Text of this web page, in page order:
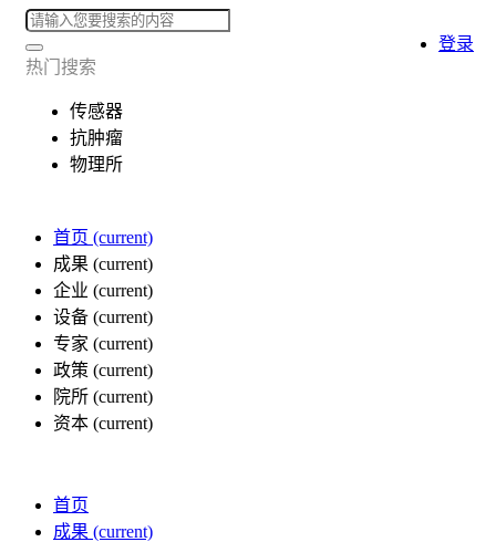
热门搜索
传感器
抗肿瘤
物理所
首页 (current)
成果 (current)
企业 (current)
设备 (current)
专家 (current)
政策 (current)
院所 (current)
资本 (current)
登录
首页
成果 (current)